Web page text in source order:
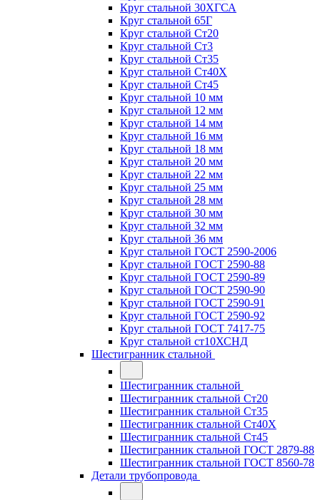
Круг стальной 30ХГСА
Круг стальной 65Г
Круг стальной Ст20
Круг стальной Ст3
Круг стальной Ст35
Круг стальной Ст40Х
Круг стальной Ст45
Круг стальной 10 мм
Круг стальной 12 мм
Круг стальной 14 мм
Круг стальной 16 мм
Круг стальной 18 мм
Круг стальной 20 мм
Круг стальной 22 мм
Круг стальной 25 мм
Круг стальной 28 мм
Круг стальной 30 мм
Круг стальной 32 мм
Круг стальной 36 мм
Круг стальной ГОСТ 2590-2006
Круг стальной ГОСТ 2590-88
Круг стальной ГОСТ 2590-89
Круг стальной ГОСТ 2590-90
Круг стальной ГОСТ 2590-91
Круг стальной ГОСТ 2590-92
Круг стальной ГОСТ 7417-75
Круг стальной ст10ХСНД
Шестигранник стальной
Шестигранник стальной
Шестигранник стальной Ст20
Шестигранник стальной Ст35
Шестигранник стальной Ст40Х
Шестигранник стальной Ст45
Шестигранник стальной ГОСТ 2879-88
Шестигранник стальной ГОСТ 8560-78
Детали трубопровода